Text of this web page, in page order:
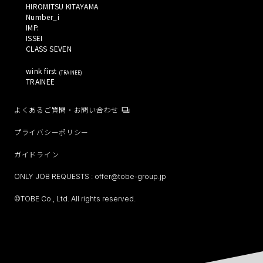
HIROMITSU KITAYAMA
Number_i
IMP.
ISSEI
CLASS SEVEN
wink first (TRAINEE)
TRAINEE
よくあるご質問・お問い合わせ
プライバシーポリシー
ガイドライン
ONLY JOB REQUESTS : offer@tobe-group.jp
©TOBE Co., Ltd. All rights reserved.